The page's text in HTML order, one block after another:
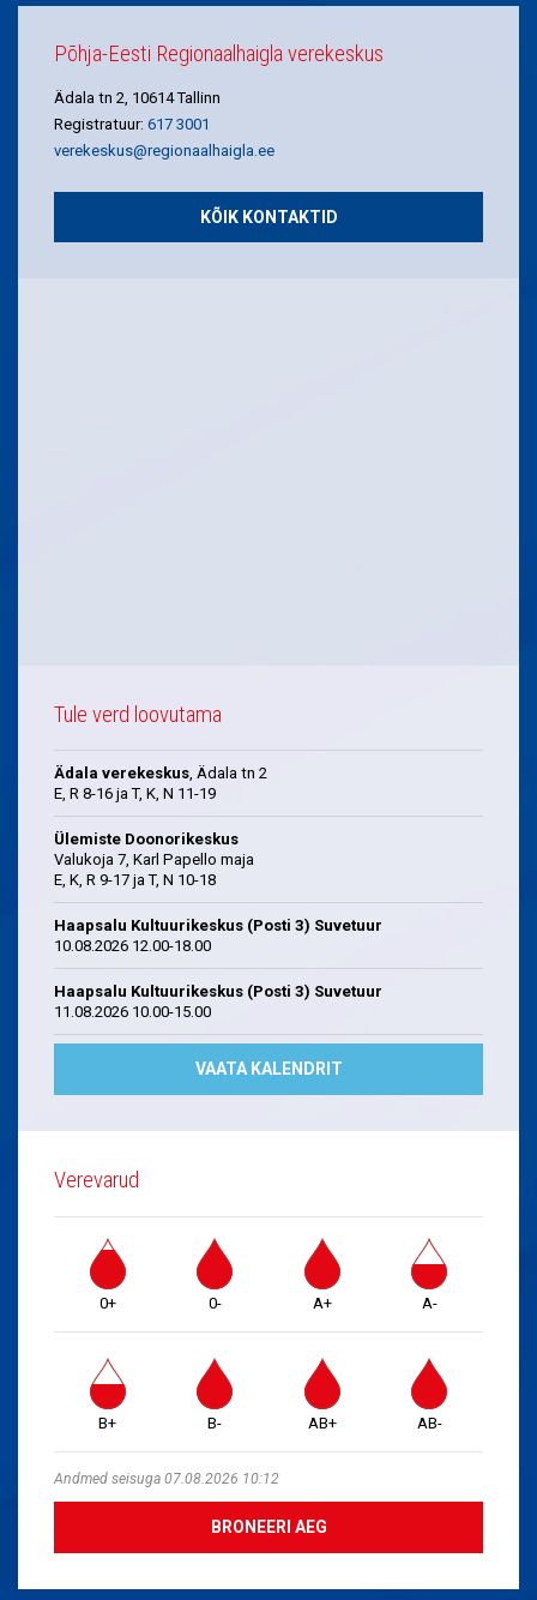
Põhja-Eesti Regionaalhaigla verekeskus
Ädala tn 2, 10614 Tallinn
Registratuur: 617 3001
verekeskus@regionaalhaigla.ee
KÕIK KONTAKTID
Tule verd loovutama
Ädala verekeskus, Ädala tn 2
E, R 8-16 ja T, K, N 11-19
Ülemiste Doonorikeskus
Valukoja 7, Karl Papello maja
E, K, R 9-17 ja T, N 10-18
Haapsalu Kultuurikeskus (Posti 3) Suvetuur
10.08.2026 12.00-18.00
Haapsalu Kultuurikeskus (Posti 3) Suvetuur
11.08.2026 10.00-15.00
VAATA KALENDRIT
Verevarud
0+ 0- A+ A-
B+ B- AB+ AB-
Andmed seisuga 07.08.2026 10:12
BRONEERI AEG